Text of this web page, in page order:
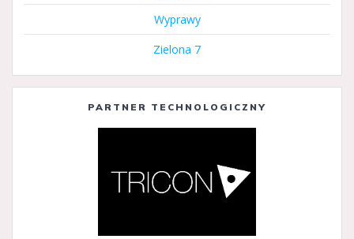
Wyprawy
Zielona 7
PARTNER TECHNOLOGICZNY